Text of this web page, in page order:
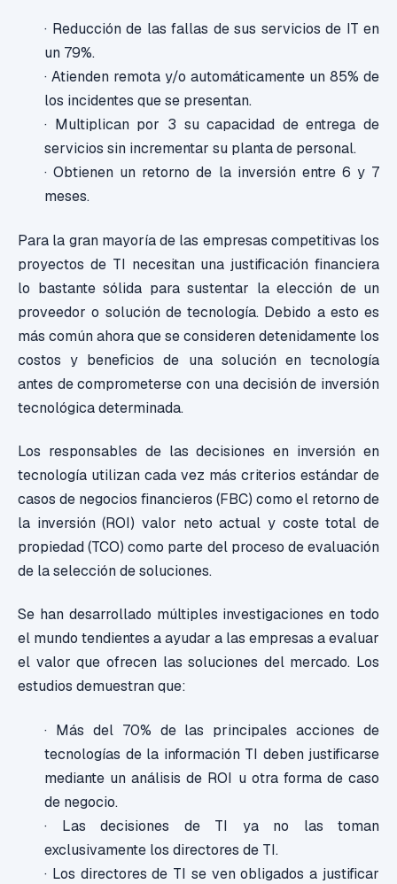
· Reducción de las fallas de sus servicios de IT en
un 79%.
· Atienden remota y/o automáticamente un 85% de
los incidentes que se presentan.
· Multiplican por 3 su capacidad de entrega de
servicios sin incrementar su planta de personal.
· Obtienen un retorno de la inversión entre 6 y 7
meses.
Para la gran mayoría de las empresas competitivas los
proyectos de TI necesitan una justificación financiera
lo bastante sólida para sustentar la elección de un
proveedor o solución de tecnología. Debido a esto es
más común ahora que se consideren detenidamente los
costos y beneficios de una solución en tecnología
antes de comprometerse con una decisión de inversión
tecnológica determinada.
Los responsables de las decisiones en inversión en
tecnología utilizan cada vez más criterios estándar de
casos de negocios financieros (FBC) como el retorno de
la inversión (ROI) valor neto actual y coste total de
propiedad (TCO) como parte del proceso de evaluación
de la selección de soluciones.
Se han desarrollado múltiples investigaciones en todo
el mundo tendientes a ayudar a las empresas a evaluar
el valor que ofrecen las soluciones del mercado. Los
estudios demuestran que:
· Más del 70% de las principales acciones de
tecnologías de la información TI deben justificarse
mediante un análisis de ROI u otra forma de caso
de negocio.
· Las decisiones de TI ya no las toman
exclusivamente los directores de TI.
· Los directores de TI se ven obligados a justificar